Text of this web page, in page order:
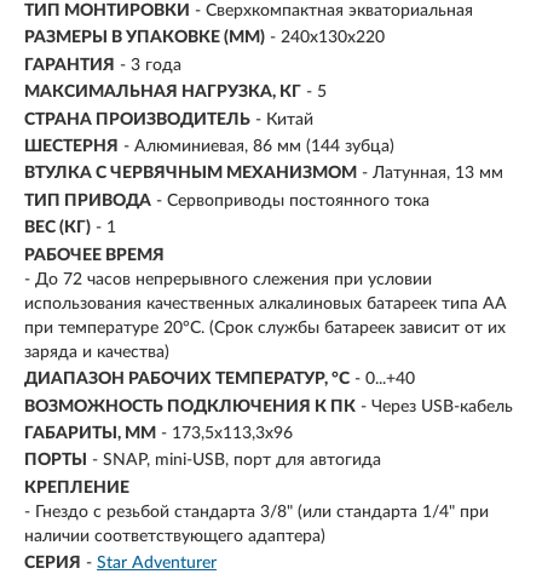
ТИП МОНТИРОВКИ - Сверхкомпактная экваториальная
РАЗМЕРЫ В УПАКОВКЕ (ММ) - 240х130х220
ГАРАНТИЯ - 3 года
МАКСИМАЛЬНАЯ НАГРУЗКА, КГ - 5
СТРАНА ПРОИЗВОДИТЕЛЬ - Китай
ШЕСТЕРНЯ - Алюминиевая, 86 мм (144 зубца)
ВТУЛКА С ЧЕРВЯЧНЫМ МЕХАНИЗМОМ - Латунная, 13 мм
ТИП ПРИВОДА - Сервоприводы постоянного тока
ВЕС (КГ) - 1
РАБОЧЕЕ ВРЕМЯ
- До 72 часов непрерывного слежения при условии
использования качественных алкалиновых батареек типа AA
при температуре 20°C. (Срок службы батареек зависит от их
заряда и качества)
ДИАПАЗОН РАБОЧИХ ТЕМПЕРАТУР, °С - 0...+40
ВОЗМОЖНОСТЬ ПОДКЛЮЧЕНИЯ К ПК - Через USB-кабель
ГАБАРИТЫ, ММ - 173,5x113,3x96
ПОРТЫ
- SNAP, mini-USB, порт для автогида
КРЕПЛЕНИЕ
- Гнездо с резьбой стандарта 3/8" (или стандарта 1/4" при
наличии соответствующего адаптера)
СЕРИЯ - Star Adventurer